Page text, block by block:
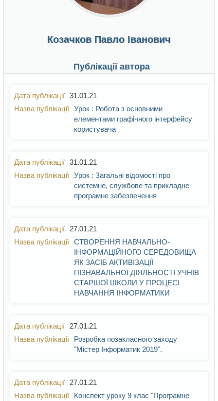
Козачков Павло Іванович
Публікації автора
31.01.21
Урок : Робота з основними
елементами графічного інтерфейсу
користувача
31.01.21
Урок : Загальні відомості про
системне, службове та прикладне
програмне забезпечення
27.01.21
СТВОРЕННЯ НАВЧАЛЬНО-
ІНФОРМАЦІЙНОГО СЕРЕДОВИЩА
ЯК ЗАСІБ АКТИВІЗАЦІЇ
ПІЗНАВАЛЬНОЇ ДІЯЛЬНОСТІ УЧНІВ
СТАРШОЇ ШКОЛИ У ПРОЦЕСІ
НАВЧАННЯ ІНФОРМАТИКИ
27.01.21
Розробка позакласного заходу
"Містер Інформатик 2019".
27.01.21
Конспект уроку 9 клас "Програмне